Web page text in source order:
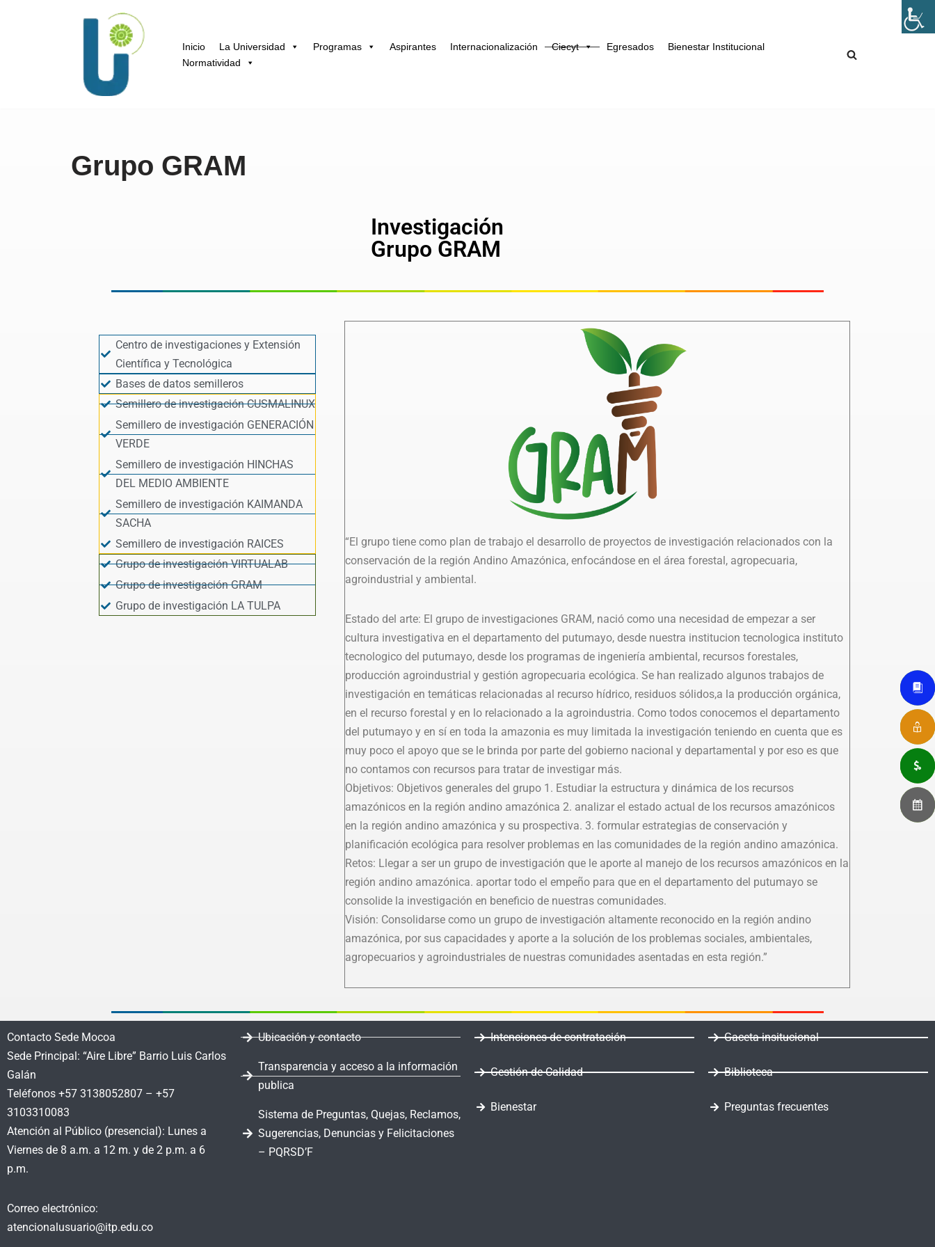
Inicio La Universidad Programas Aspirantes Internacionalización Ciecyt Egresados
Bienestar Institucional
Normatividad
Grupo GRAM
Investigación
Grupo GRAM
Centro de investigaciones y Extensión
Científica y Tecnológica
Bases de datos semilleros
Semillero de investigación CUSMALINUX
Semillero de investigación GENERACIÓN
VERDE
Semillero de investigación HINCHAS
DEL MEDIO AMBIENTE
Semillero de investigación KAIMANDA
SACHA
Semillero de investigación RAICES
Grupo de investigación VIRTUALAB
Grupo de investigación GRAM
Grupo de investigación LA TULPA
“El grupo tiene como plan de trabajo el desarrollo de proyectos de investigación relacionados con la
conservación de la región Andino Amazónica, enfocándose en el área forestal, agropecuaria,
agroindustrial y ambiental.
Estado del arte: El grupo de investigaciones GRAM, nació como una necesidad de empezar a ser
cultura investigativa en el departamento del putumayo, desde nuestra institucion tecnologica instituto
tecnologico del putumayo, desde los programas de ingeniería ambiental, recursos forestales,
producción agroindustrial y gestión agropecuaria ecológica. Se han realizado algunos trabajos de
investigación en temáticas relacionadas al recurso hídrico, residuos sólidos,a la producción orgánica,
en el recurso forestal y en lo relacionado a la agroindustria. Como todos conocemos el departamento
del putumayo y en sí en toda la amazonia es muy limitada la investigación teniendo en cuenta que es
muy poco el apoyo que se le brinda por parte del gobierno nacional y departamental y por eso es que
no contamos con recursos para tratar de investigar más.
Objetivos: Objetivos generales del grupo 1. Estudiar la estructura y dinámica de los recursos
amazónicos en la región andino amazónica 2. analizar el estado actual de los recursos amazónicos
en la región andino amazónica y su prospectiva. 3. formular estrategias de conservación y
planificación ecológica para resolver problemas en las comunidades de la región andino amazónica.
Retos: Llegar a ser un grupo de investigación que le aporte al manejo de los recursos amazónicos en la
región andino amazónica. aportar todo el empeño para que en el departamento del putumayo se
consolide la investigación en beneficio de nuestras comunidades.
Visión: Consolidarse como un grupo de investigación altamente reconocido en la región andino
amazónica, por sus capacidades y aporte a la solución de los problemas sociales, ambientales,
agropecuarios y agroindustriales de nuestras comunidades asentadas en esta región.”
Contacto Sede Mocoa
Sede Principal: “Aire Libre” Barrio Luis Carlos
Galán
Teléfonos +57 3138052807 – +57
3103310083
Atención al Público (presencial): Lunes a
Viernes de 8 a.m. a 12 m. y de 2 p.m. a 6
p.m.
Correo electrónico:
atencionalusuario@itp.edu.co
Ubicación y contacto
Transparencia y acceso a la información
publica
Sistema de Preguntas, Quejas, Reclamos,
Sugerencias, Denuncias y Felicitaciones
– PQRSD’F
Intenciones de contratación
Gestión de Calidad
Bienestar
Gaceta insitucional
Biblioteca
Preguntas frecuentes